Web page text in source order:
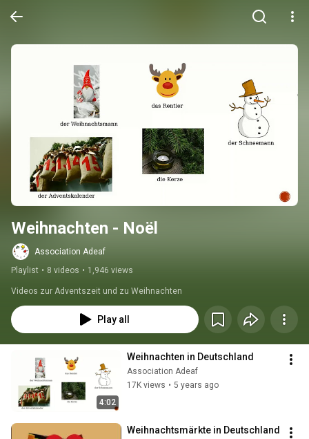
Weihnachten - Noël
Association Adeaf
Playlist • 8 videos • 1,946 views
Videos zur Adventszeit und zu Weihnachten
Play all
4:02
Weihnachten in Deutschland
Association Adeaf
17K views • 5 years ago
Weihnachtsmärkte in Deutschland